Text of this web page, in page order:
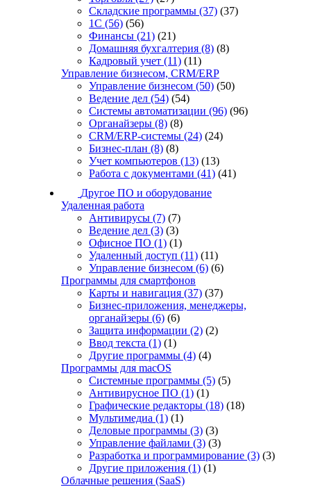
Складские программы (37) (37)
1С (56) (56)
Финансы (21) (21)
Домашняя бухгалтерия (8) (8)
Кадровый учет (11) (11)
Управление бизнесом, CRM/ERP
Управление бизнесом (50) (50)
Ведение дел (54) (54)
Системы автоматизации (96) (96)
Органайзеры (8) (8)
CRM/ERP-системы (24) (24)
Бизнес-план (8) (8)
Учет компьютеров (13) (13)
Работа с документами (41) (41)
Другое ПО и оборудование
Удаленная работа
Антивирусы (7) (7)
Ведение дел (3) (3)
Офисное ПО (1) (1)
Удаленный доступ (11) (11)
Управление бизнесом (6) (6)
Программы для смартфонов
Карты и навигация (37) (37)
Бизнес-приложения, менеджеры,
органайзеры (6) (6)
Защита информации (2) (2)
Ввод текста (1) (1)
Другие программы (4) (4)
Программы для macOS
Системные программы (5) (5)
Антивирусное ПО (1) (1)
Графические редакторы (18) (18)
Мультимедиа (1) (1)
Деловые программы (3) (3)
Управление файлами (3) (3)
Разработка и программирование (3) (3)
Другие приложения (1) (1)
Облачные решения (SaaS)